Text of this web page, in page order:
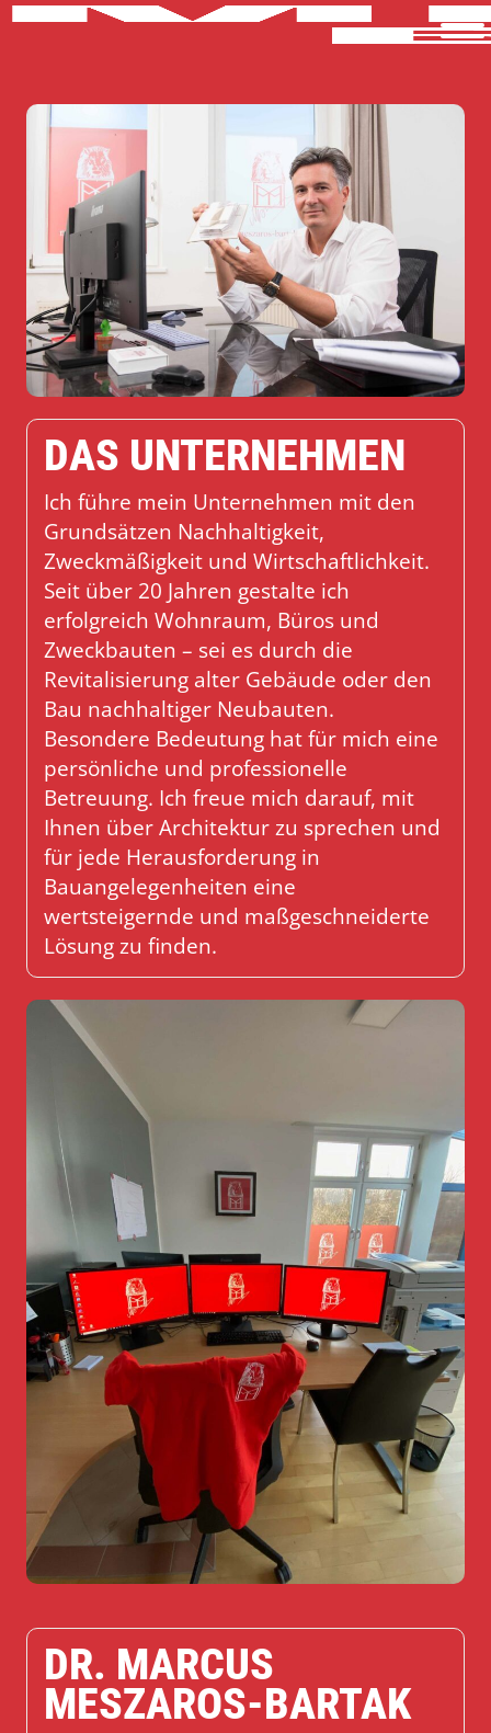
DAS UNTERNEHMEN
Ich führe mein Unternehmen mit den
Grundsätzen Nachhaltigkeit,
Zweckmäßigkeit und Wirtschaftlichkeit.
Seit über 20 Jahren gestalte ich
erfolgreich Wohnraum, Büros und
Zweckbauten – sei es durch die
Revitalisierung alter Gebäude oder den
Bau nachhaltiger Neubauten.
Besondere Bedeutung hat für mich eine
persönliche und professionelle
Betreuung. Ich freue mich darauf, mit
Ihnen über Architektur zu sprechen und
für jede Herausforderung in
Bauangelegenheiten eine
wertsteigernde und maßgeschneiderte
Lösung zu finden.
DR. MARCUS
MESZAROS-BARTAK